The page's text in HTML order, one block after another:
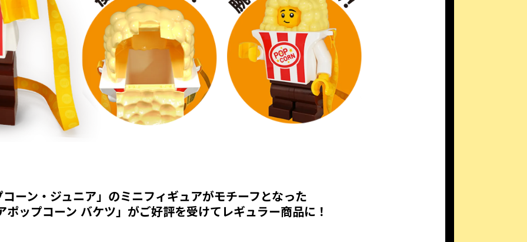
ーン・ジュニア」のミニフィギュアがモチーフとなった
ポップコーン バケツ」がご好評を受けてレギュラー商品に！